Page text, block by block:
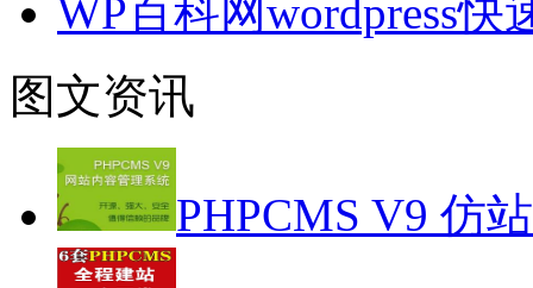
WP百科网wordpress
图文资讯
PHPCMS V9 仿